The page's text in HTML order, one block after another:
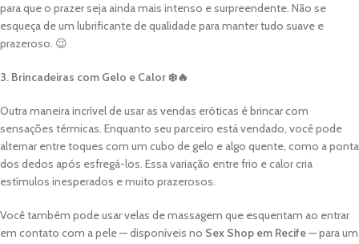
para que o prazer seja ainda mais intenso e surpreendente. Não se
esqueça de um lubrificante de qualidade para manter tudo suave e
prazeroso. 😉
3. Brincadeiras com Gelo e Calor ❄️🔥
Outra maneira incrível de usar as vendas eróticas é brincar com
sensações térmicas. Enquanto seu parceiro está vendado, você pode
alternar entre toques com um cubo de gelo e algo quente, como a ponta
dos dedos após esfregá-los. Essa variação entre frio e calor cria
estímulos inesperados e muito prazerosos.
Você também pode usar velas de massagem que esquentam ao entrar
em contato com a pele — disponíveis no Sex Shop em Recife— para um